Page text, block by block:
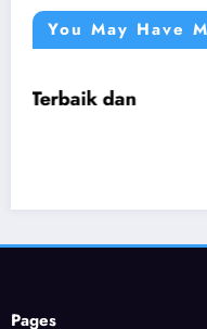
You May Have
dan
yang
January
Pages